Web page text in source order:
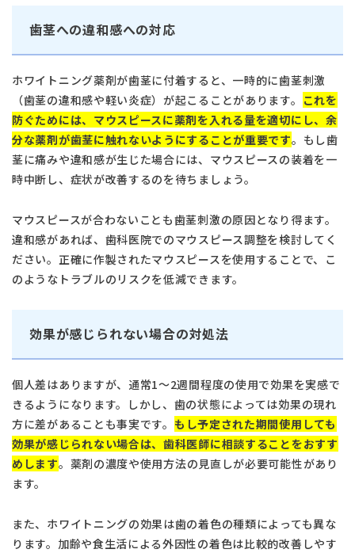
歯茎への違和感への対応
ホワイトニング薬剤が歯茎に付着すると、一時的に歯茎刺激
（歯茎の違和感や軽い炎症）が起こることがあります。 これを
防ぐためには、マウスピースに薬剤を入れる量を適切にし、余
分な薬剤が歯茎に触れないようにすることが重要です。もし歯
茎に痛みや違和感が生じた場合には、マウスピースの装着を一
時中断し、症状が改善するのを待ちましょう。
マウスピースが合わないことも歯茎刺激の原因となり得ます。
違和感があれば、歯科医院でのマウスピース調整を検討してく
ださい。正確に作製されたマウスピースを使用することで、こ
のようなトラブルのリスクを低減できます。
効果が感じられない場合の対処法
個人差はありますが、通常1～2週間程度の使用で効果を実感で
きるようになります。しかし、歯の状態によっては効果の現れ
方に差があることも事実です。 もし予定された期間使用しても
効果が感じられない場合は、歯科医師に相談することをおすす
めします。薬剤の濃度や使用方法の見直しが必要可能性があり
ます。
また、ホワイトニングの効果は歯の着色の種類によっても異な
ります。加齢や食生活による外因性の着色は比較的改善しやす